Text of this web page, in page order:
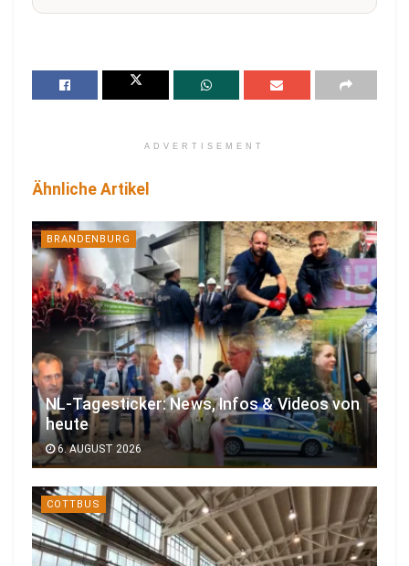
ADVERTISEMENT
Ähnliche Artikel
BRANDENBURG
NL-Tagesticker: News, Infos & Videos von
heute
6. AUGUST 2026
COTTBUS